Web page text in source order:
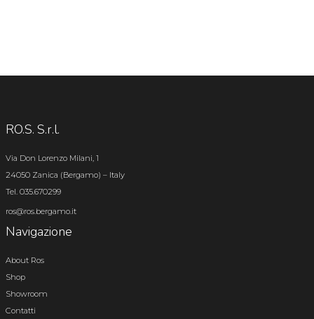
RO.S. S.r.l.
Via Don Lorenzo Milani, 1
24050 Zanica (Bergamo) – Italy
Tel. 035.670299
ros@ros.bergamo.it
Navigazione
About Ros
Shop
Showroom
Contatti